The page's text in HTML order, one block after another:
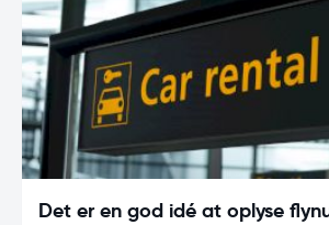
Det er en god idé at oplyse